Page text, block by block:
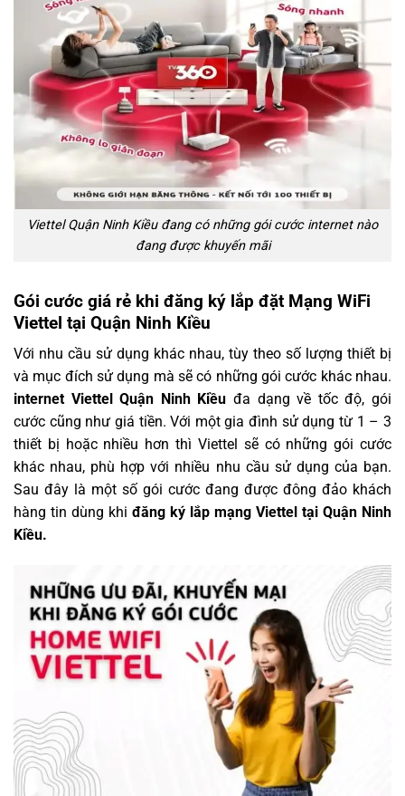
Viettel Quận Ninh Kiều đang có những gói cước internet nào
đang được khuyến mãi
Gói cước giá rẻ khi đăng ký lắp đặt Mạng WiFi
Viettel tại Quận Ninh Kiều
Với nhu cầu sử dụng khác nhau, tùy theo số lượng thiết bị
và mục đích sử dụng mà sẽ có những gói cước khác nhau.
internet Viettel Quận Ninh Kiều đa dạng về tốc độ, gói
cước cũng như giá tiền. Với một gia đình sử dụng từ 1 – 3
thiết bị hoặc nhiều hơn thì Viettel sẽ có những gói cước
khác nhau, phù hợp với nhiều nhu cầu sử dụng của bạn.
Sau đây là một số gói cước đang được đông đảo khách
hàng tin dùng khi đăng ký lắp mạng Viettel tại Quận Ninh
Kiều.